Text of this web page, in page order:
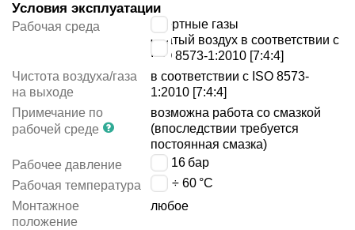
Условия эксплуатации
Рабочая среда
инертные газы
сжатый воздух в соответствии с
ISO 8573-1:2010 [7:4:4]
Чистота воздуха/газа
на выходе
в соответствии с ISO 8573-
1:2010 [7:4:4]
Примечание по
рабочей среде
возможна работа со смазкой
(впоследствии требуется
постоянная смазка)
Рабочее давление
3 ÷ 16 бар
Рабочая температура
-10 ÷ 60 °C
Монтажное
положение
любое